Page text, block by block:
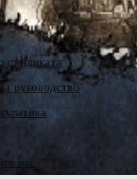
синдиката
руководство
нас